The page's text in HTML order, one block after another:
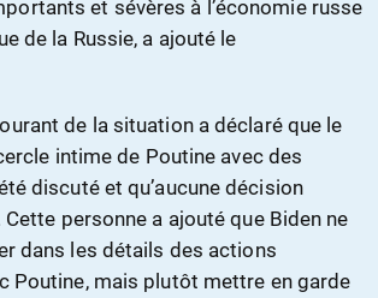
et sévères à l’économie russe
de la Russie, a ajouté le
de la situation a déclaré que le
intime de Poutine avec des
discuté et qu’aucune décision
Cette personne a ajouté que Biden ne
dans les détails des actions
Poutine, mais plutôt mettre en garde